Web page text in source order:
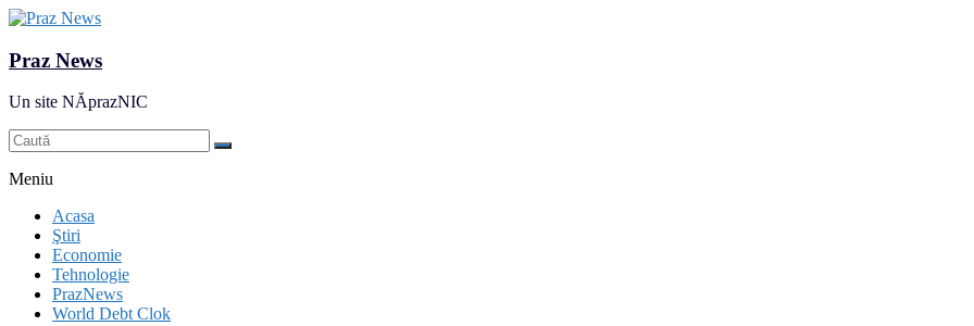
Praz News
Un site NĂprazNIC
Meniu
Acasa
Ştiri
Economie
Tehnologie
PrazNews
World Debt Clok